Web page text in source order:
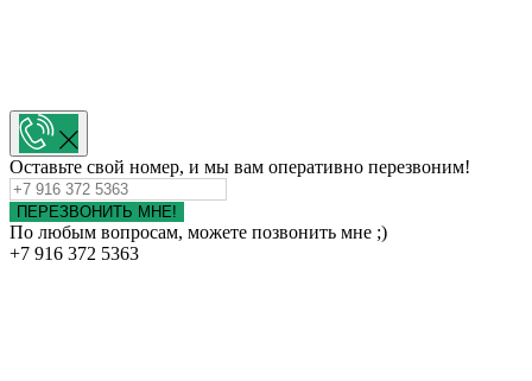
Оставьте свой номер, и мы вам оперативно перезвоним!
ПЕРЕЗВОНИТЬ МНЕ!
По любым вопросам, можете позвонить мне ;)
+7 916 372 5363